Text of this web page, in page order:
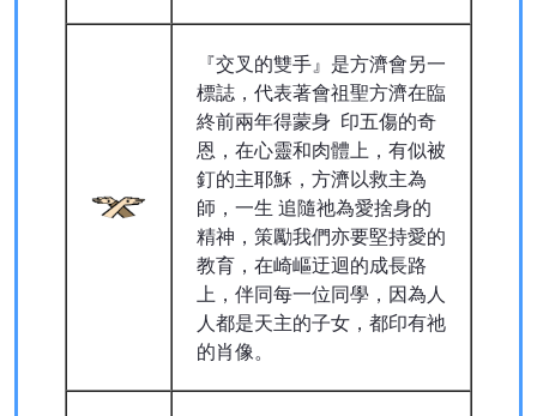
『交叉的雙手』是方濟會另一
標誌，代表著會祖聖方濟在臨
終前兩年得蒙身 印五傷的奇
恩，在心靈和肉體上，有似被
釘的主耶穌，方濟以救主為
師，一生 追隨祂為愛捨身的
精神，策勵我們亦要堅持愛的
教育，在崎嶇迂迴的成長路
上，伴同每一位同學，因為人
人都是天主的子女，都印有祂
的肖像。